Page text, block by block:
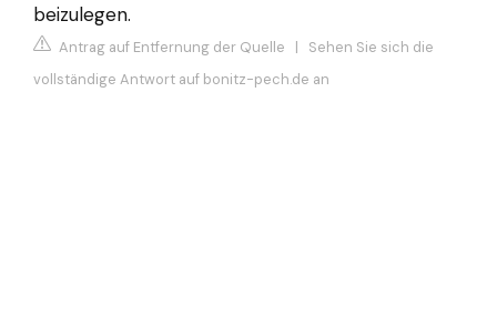
beizulegen.
Antrag auf Entfernung der Quelle | Sehen Sie sich die
vollständige Antwort auf bonitz-pech.de an